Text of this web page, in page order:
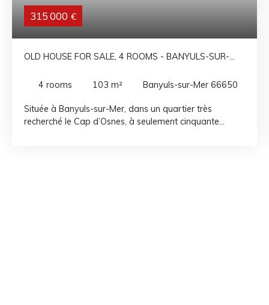
315 000 €
OLD HOUSE FOR SALE, 4 ROOMS - BANYULS-SUR-
4 rooms 103 m² Banyuls-sur-Mer 66650
Située à Banyuls-sur-Mer, dans un quartier très
recherché le Cap d’Osnes, à seulement cinquante